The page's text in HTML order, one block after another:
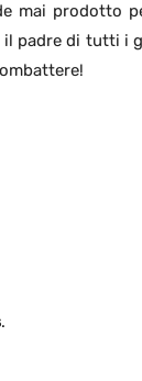
mai prodotto
padre di tutti i
.